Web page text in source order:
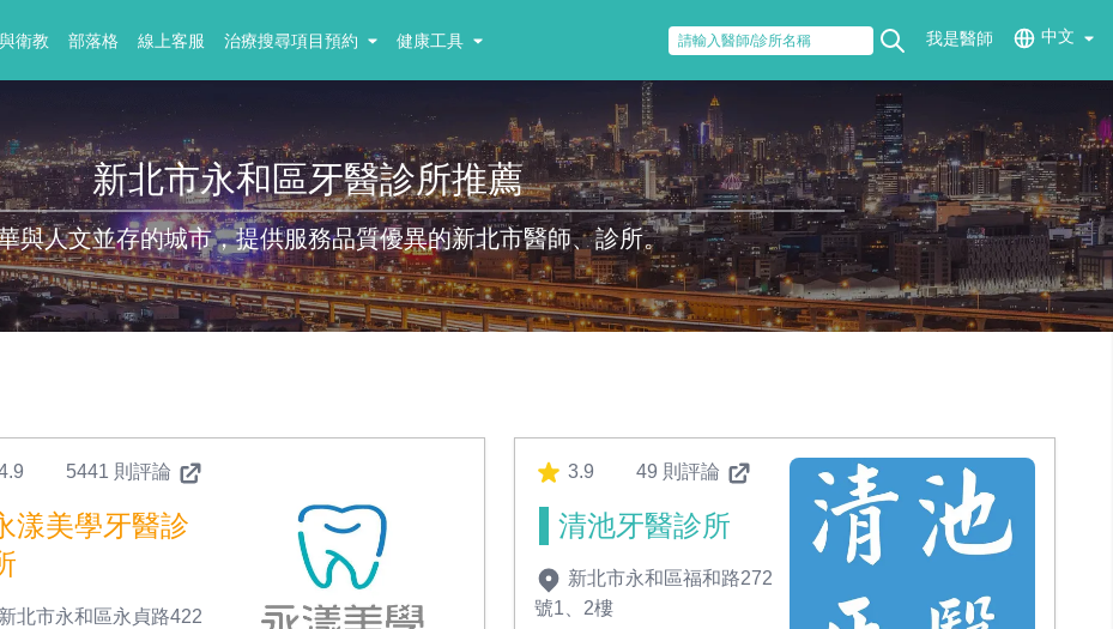
衛教 部落格 線上客服 治療搜尋項目預約 健康工具 我是醫師 中文
新北市永和區牙醫診所推薦
與人文並存的城市，提供服務品質優異的新北市醫師、診所。
5441 則評論
漾美學牙醫診
新北市永和區永貞路422
3.9 49 則評論
清池牙醫診所
新北市永和區福和路272
號1、2樓